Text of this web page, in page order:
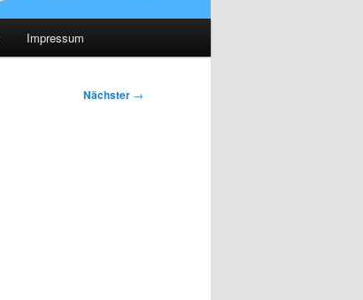
Impressum
Nächster →